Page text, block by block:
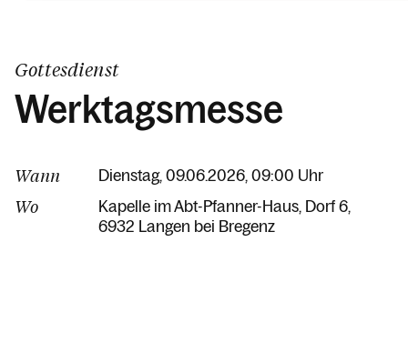
Gottesdienst
Werktagsmesse
Wann Dienstag, 09.06.2026, 09:00 Uhr
Wo Kapelle im Abt-Pfanner-Haus Dorf 6
6932 Langen bei Bregenz